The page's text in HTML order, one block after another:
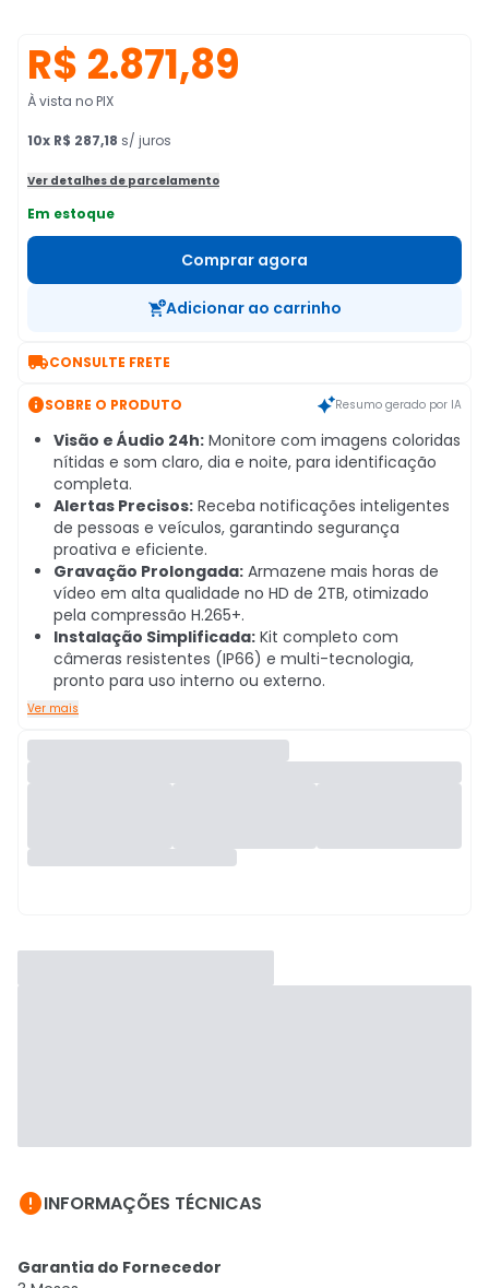
R$ 2.871,89
À vista no PIX
10x R$ 287,18 s/ juros
Ver detalhes de parcelamento
Em estoque
Comprar agora
Adicionar ao carrinho
CONSULTE FRETE
SOBRE O PRODUTO Resumo gerado por IA
Visão e Áudio 24h: Monitore com imagens coloridas
nítidas e som claro, dia e noite, para identificação
completa.
Alertas Precisos: Receba notificações inteligentes
de pessoas e veículos, garantindo segurança
proativa e eficiente.
Gravação Prolongada: Armazene mais horas de
vídeo em alta qualidade no HD de 2TB, otimizado
pela compressão H.265+.
Instalação Simplificada: Kit completo com
câmeras resistentes (IP66) e multi-tecnologia,
pronto para uso interno ou externo.
Ver mais
INFORMAÇÕES TÉCNICAS
Garantia do Fornecedor